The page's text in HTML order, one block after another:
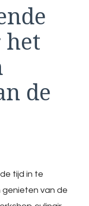
de
tijd in te
van de